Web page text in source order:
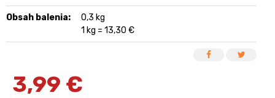
Obsah balenia:
0,3 kg
1 kg = 13,30 €
3,99 €